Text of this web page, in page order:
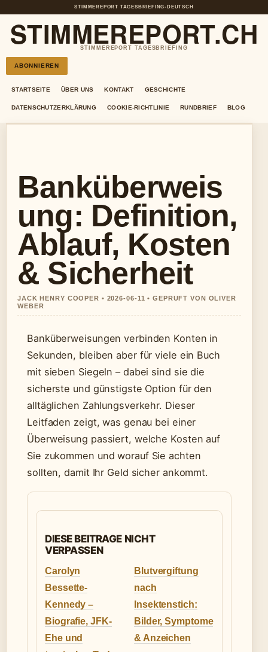
STIMMEREPORT TAGESBRIEFING• DEUTSCH
STIMMEREPORT.CH
STIMMEREPORT TAGESBRIEFING
ABONNIEREN
STARTSEITE ÜBER UNS KONTAKT GESCHICHTE
DATENSCHUTZERKLÄRUNG COOKIE-RICHTLINIE RUNDBRIEF BLOG
Banküberweis
ung: Definition,
Ablauf, Kosten
& Sicherheit
JACK HENRY COOPER • 2026-06-11 • GEPRUFT VON OLIVER
WEBER
Banküberweisungen verbinden Konten in
Sekunden, bleiben aber für viele ein Buch
mit sieben Siegeln – dabei sind sie die
sicherste und günstigste Option für den
alltäglichen Zahlungsverkehr. Dieser
Leitfaden zeigt, was genau bei einer
Überweisung passiert, welche Kosten auf
Sie zukommen und worauf Sie achten
sollten, damit Ihr Geld sicher ankommt.
DIESE BEITRAGE NICHT
VERPASSEN
Carolyn
Bessette-
Kennedy –
Biografie, JFK-
Ehe und
Blutvergiftung
nach
Insektenstich:
Bilder, Symptome
& Anzeichen